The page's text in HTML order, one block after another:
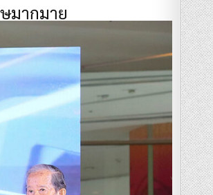
มากมาย